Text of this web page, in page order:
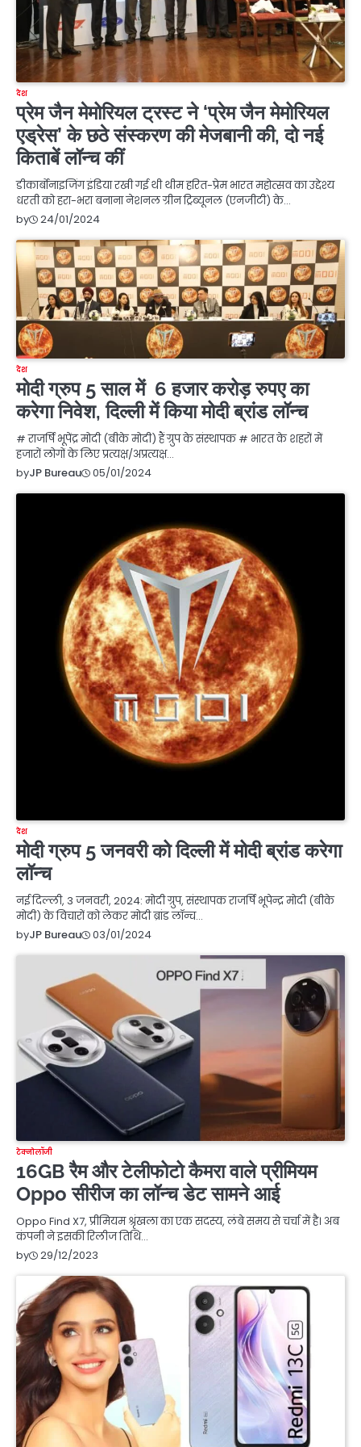
देश
प्रेम जैन मेमोरियल ट्रस्ट ने ‘प्रेम जैन मेमोरियल
एड्रेस’ के छठे संस्करण की मेजबानी की, दो नई
किताबें लॉन्च कीं
डीकार्बोनाइजिंग इंडिया रखी गई थी थीम हरित-प्रेम भारत महोत्सव का उद्देश्य
धरती को हरा-भरा बनाना नेशनल ग्रीन ट्रिब्यूनल (एनजीटी) के…
by
24/01/2024
देश
मोदी ग्रुप 5 साल में 6 हजार करोड़ रुपए का
करेगा निवेश, दिल्ली में किया मोदी ब्रांड लॉन्च
# राजर्षि भूपेंद्र मोदी (बीके मोदी) हैं ग्रुप के संस्थापक # भारत के शहरों में
हजारों लोगों के लिए प्रत्यक्ष/अप्रत्यक्ष…
byJP Bureau 05/01/2024
देश
मोदी ग्रुप 5 जनवरी को दिल्ली में मोदी ब्रांड करेगा
लॉन्च
नई दिल्ली, 3 जनवरी, 2024: मोदी ग्रुप, संस्थापक राजर्षि भूपेन्द्र मोदी (बीके
मोदी) के विचारों को लेकर मोदी ब्रांड लॉन्च…
byJP Bureau 03/01/2024
टेक्नोलॉजी
16GB रैम और टेलीफोटो कैमरा वाले प्रीमियम
Oppo सीरीज का लॉन्च डेट सामने आई
Oppo Find X7, प्रीमियम श्रृंखला का एक सदस्य, लंबे समय से चर्चा में है। अब
कंपनी ने इसकी रिलीज तिथि…
by
29/12/2023